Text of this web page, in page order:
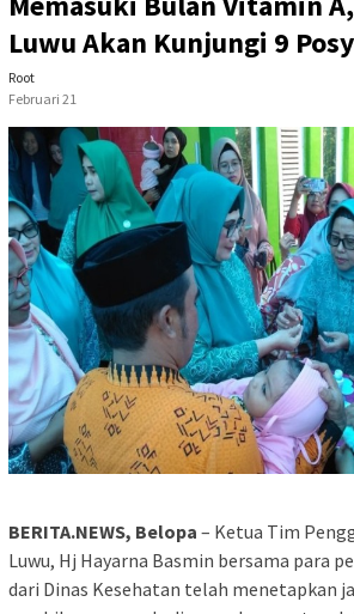
Luwu Akan Kunjungi 9
Root
Februari 21
BERITA.NEWS, Belopa – Ketua Tim
Luwu, Hj Hayarna Basmin bersama para
dari Dinas Kesehatan telah menetapkan